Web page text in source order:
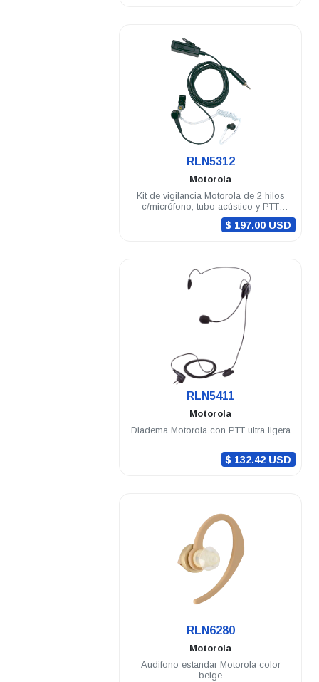
RLN5312
Motorola
Kit de vigilancia Motorola de 2 hilos
c/micrófono, tubo acústico y PTT
requiere BDN6783 para APX
$ 197.00 USD
RLN5411
Motorola
Diadema Motorola con PTT ultra ligera
$ 132.42 USD
RLN6280
Motorola
Audifono estandar Motorola color
beige